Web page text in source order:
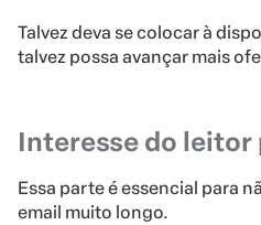
Talvez deva se colocar à
talvez possa avançar mais
Interesse do leitor
Essa parte é essencial para
email muito longo.